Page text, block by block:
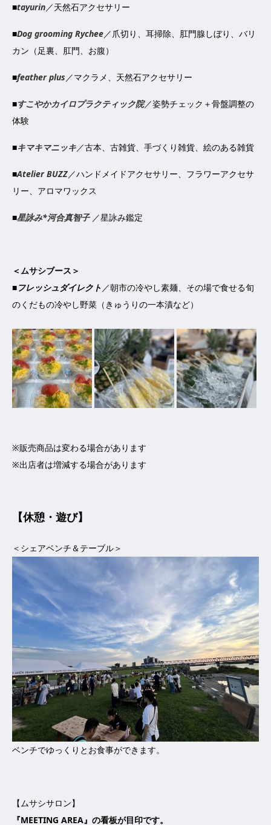
■tayurin／天然石アクセサリー
■Dog grooming Rychee／爪切り、耳掃除、肛門腺しぼり、バリ
カン（足裏、肛門、お腹）
■feather plus ／マクラメ、天然石アクセサリー
■すこやかカイロプラクティック院／姿勢チェック＋骨盤調整の
体験
■キマキマニッキ／古本、古雑貨、手づくり雑貨、絵のある雑貨
■Atelier BUZZ／ハンドメイドアクセサリー、フラワーアクセサ
リー、アロマワックス
■星詠み*河合真智子／星詠み鑑定
＜ムサシブース＞
■フレッシュダイレクト ／朝市の冷やし素麺、その場で食せる旬
のくだもの冷やし野菜（きゅうりの一本漬など）
※販売商品は変わる場合があります
※出店者は増減する場合があります
【休憩・遊び】
＜シェアベンチ＆テーブル＞
ベンチでゆっくりとお食事ができます。
【ムサシサロン】
『MEETING AREA』の看板が目印です。